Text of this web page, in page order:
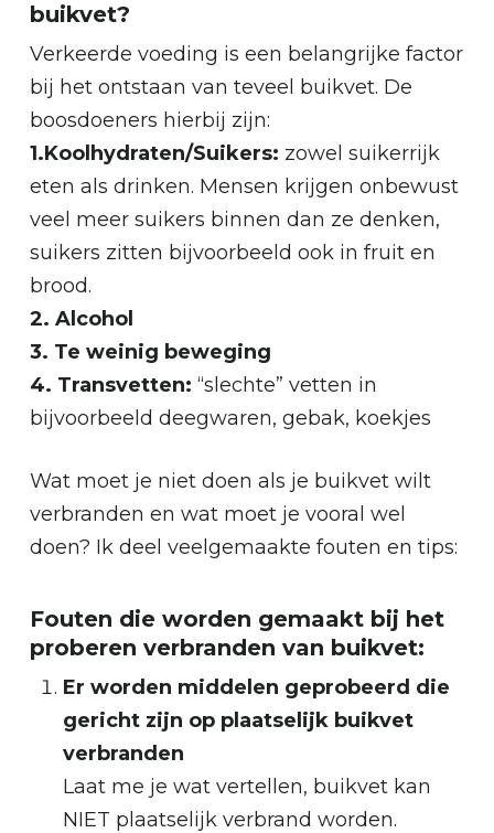
buikvet?
Verkeerde voeding is een belangrijke factor
bij het ontstaan van teveel buikvet. De
boosdoeners hierbij zijn:
1.Koolhydraten/Suikers: zowel suikerrijk
eten als drinken. Mensen krijgen onbewust
veel meer suikers binnen dan ze denken,
suikers zitten bijvoorbeeld ook in fruit en
brood.
2. Alcohol
3. Te weinig beweging
4. Transvetten: “slechte” vetten in
bijvoorbeeld deegwaren, gebak, koekjes
Wat moet je niet doen als je buikvet wilt
verbranden en wat moet je vooral wel
doen? Ik deel veelgemaakte fouten en tips:
Fouten die worden gemaakt bij het
proberen verbranden van buikvet:
Er worden middelen geprobeerd die
gericht zijn op plaatselijk buikvet
verbranden
Laat me je wat vertellen, buikvet kan
NIET plaatselijk verbrand worden.